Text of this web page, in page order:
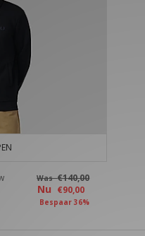
Was€140,00
Nu €90,00
Bespaar 36%